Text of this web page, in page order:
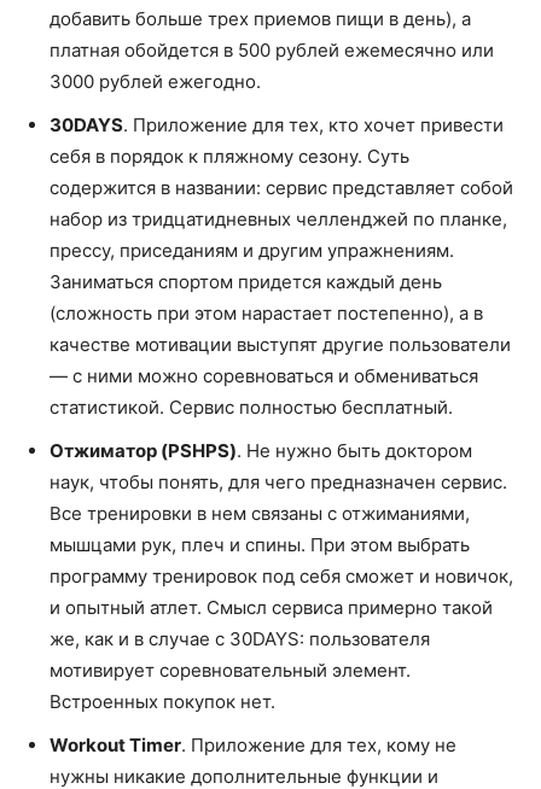
добавить больше трех приемов пищи в день), а
платная обойдется в 500 рублей ежемесячно или
3000 рублей ежегодно.
30DAYS. Приложение для тех, кто хочет привести
себя в порядок к пляжному сезону. Суть
содержится в названии: сервис представляет собой
набор из тридцатидневных челленджей по планке,
прессу, приседаниям и другим упражнениям.
Заниматься спортом придется каждый день
(сложность при этом нарастает постепенно), а в
качестве мотивации выступят другие пользователи
— с ними можно соревноваться и обмениваться
статистикой. Сервис полностью бесплатный.
Отжиматор (PSHPS). Не нужно быть доктором
наук, чтобы понять, для чего предназначен сервис.
Все тренировки в нем связаны с отжиманиями,
мышцами рук, плеч и спины. При этом выбрать
программу тренировок под себя сможет и новичок,
и опытный атлет. Смысл сервиса примерно такой
же, как и в случае с 30DAYS: пользователя
мотивирует соревновательный элемент.
Встроенных покупок нет.
Workout Timer. Приложение для тех, кому не
нужны никакие дополнительные функции и